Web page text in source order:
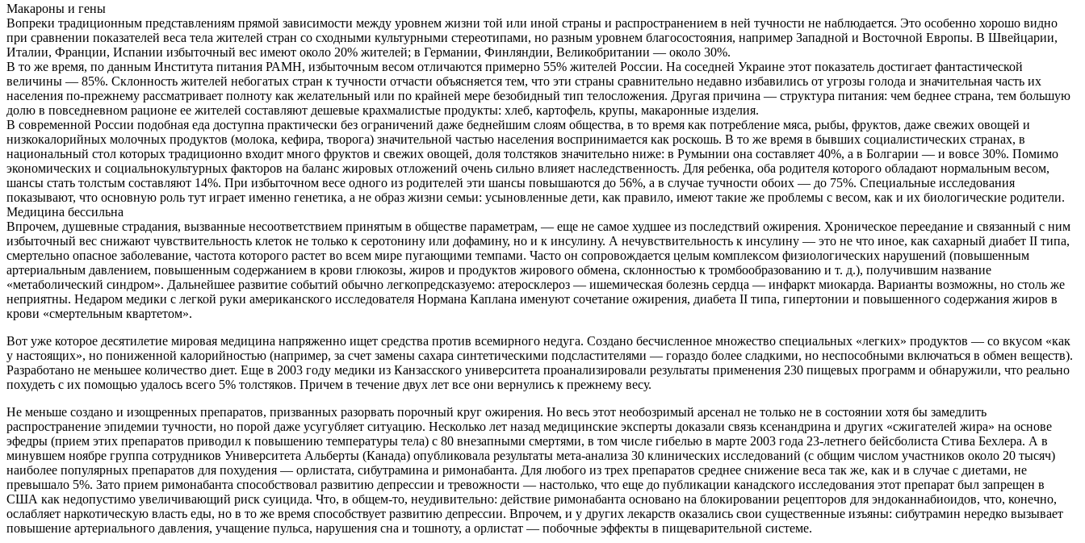
Макароны и гены
Вопреки традиционным представлениям прямой зависимости между уровнем жизни той или иной страны и распространением в ней тучности не наблюдается. Это особенно хорошо видно
при сравнении показателей веса тела жителей стран со сходными культурными стереотипами, но разным уровнем благосостояния, например Западной и Восточной Европы. В Швейцарии,
Италии, Франции, Испании избыточный вес имеют около 20% жителей; в Германии, Финляндии, Великобритании — около 30%.
В то же время, по данным Института питания РАМН, избыточным весом отличаются примерно 55% жителей России. На соседней Украине этот показатель достигает фантастической
величины — 85%. Склонность жителей небогатых стран к тучности отчасти объясняется тем, что эти страны сравнительно недавно избавились от угрозы голода и значительная часть их
населения по-прежнему рассматривает полноту как желательный или по крайней мере безобидный тип телосложения. Другая причина — структура питания: чем беднее страна, тем большую
долю в повседневном рационе ее жителей составляют дешевые крахмалистые продукты: хлеб, картофель, крупы, макаронные изделия.
В современной России подобная еда доступна практически без ограничений даже беднейшим слоям общества, в то время как потребление мяса, рыбы, фруктов, даже свежих овощей и
низкокалорийных молочных продуктов (молока, кефира, творога) значительной частью населения воспринимается как роскошь. В то же время в бывших социалистических странах, в
национальный стол которых традиционно входит много фруктов и свежих овощей, доля толстяков значительно ниже: в Румынии она составляет 40%, а в Болгарии — и вовсе 30%. Помимо
экономических и социальнокультурных факторов на баланс жировых отложений очень сильно влияет наследственность. Для ребенка, оба родителя которого обладают нормальным весом,
шансы стать толстым составляют 14%. При избыточном весе одного из родителей эти шансы повышаются до 56%, а в случае тучности обоих — до 75%. Специальные исследования
показывают, что основную роль тут играет именно генетика, а не образ жизни семьи: усыновленные дети, как правило, имеют такие же проблемы с весом, как и их биологические родители.
Медицина бессильна
Впрочем, душевные страдания, вызванные несоответствием принятым в обществе параметрам, — еще не самое худшее из последствий ожирения. Хроническое переедание и связанный с ним
избыточный вес снижают чувствительность клеток не только к серотонину или дофамину, но и к инсулину. А нечувствительность к инсулину — это не что иное, как сахарный диабет II типа,
смертельно опасное заболевание, частота которого растет во всем мире пугающими темпами. Часто он сопровождается целым комплексом физиологических нарушений (повышенным
артериальным давлением, повышенным содержанием в крови глюкозы, жиров и продуктов жирового обмена, склонностью к тромбообразованию и т. д.), получившим название
«метаболический синдром». Дальнейшее развитие событий обычно легкопредсказуемо: атеросклероз — ишемическая болезнь сердца — инфаркт миокарда. Варианты возможны, но столь же
неприятны. Недаром медики с легкой руки американского исследователя Нормана Каплана именуют сочетание ожирения, диабета II типа, гипертонии и повышенного содержания жиров в
крови «смертельным квартетом».
Вот уже которое десятилетие мировая медицина напряженно ищет средства против всемирного недуга. Создано бесчисленное множество специальных «легких» продуктов — со вкусом «как
у настоящих», но пониженной калорийностью (например, за счет замены сахара синтетическими подсластителями — гораздо более сладкими, но неспособными включаться в обмен веществ).
Разработано не меньшее количество диет. Еще в 2003 году медики из Канзасского университета проанализировали результаты применения 230 пищевых программ и обнаружили, что реально
похудеть с их помощью удалось всего 5% толстяков. Причем в течение двух лет все они вернулись к прежнему весу.
Не меньше создано и изощренных препаратов, призванных разорвать порочный круг ожирения. Но весь этот необозримый арсенал не только не в состоянии хотя бы замедлить
распространение эпидемии тучности, но порой даже усугубляет ситуацию. Несколько лет назад медицинские эксперты доказали связь ксенандрина и других «сжигателей жира» на основе
эфедры (прием этих препаратов приводил к повышению температуры тела) с 80 внезапными смертями, в том числе гибелью в марте 2003 года 23-летнего бейсболиста Стива Бехлера. А в
минувшем ноябре группа сотрудников Университета Альберты (Канада) опубликовала результаты мета-анализа 30 клинических исследований (с общим числом участников около 20 тысяч)
наиболее популярных препаратов для похудения — орлистата, сибутрамина и римонабанта. Для любого из трех препаратов среднее снижение веса так же, как и в случае с диетами, не
превышало 5%. Зато прием римонабанта способствовал развитию депрессии и тревожности — настолько, что еще до публикации канадского исследования этот препарат был запрещен в
США как недопустимо увеличивающий риск суицида. Что, в общем-то, неудивительно: действие римонабанта основано на блокировании рецепторов для эндоканнабиоидов, что, конечно,
ослабляет наркотическую власть еды, но в то же время способствует развитию депрессии. Впрочем, и у других лекарств оказались свои существенные изъяны: сибутрамин нередко вызывает
повышение артериального давления, учащение пульса, нарушения сна и тошноту, а орлистат — побочные эффекты в пищеварительной системе.